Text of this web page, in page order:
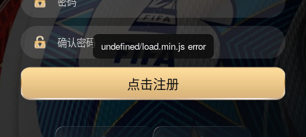
点击注册
undefined/load.min.js error